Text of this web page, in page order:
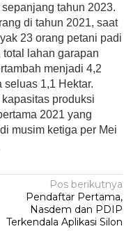
tahun 2023.
di tahun 2021, saat
23 orang petani padi
lahan garapan
menjadi 4,2
seluas 1,1 Hektar.
produksi
2021 yang
musim ketiga per Mei
Pos berikutnya
Pendaftar Pertama,
Nasdem dan PDIP
Terkendala Aplikasi Silon